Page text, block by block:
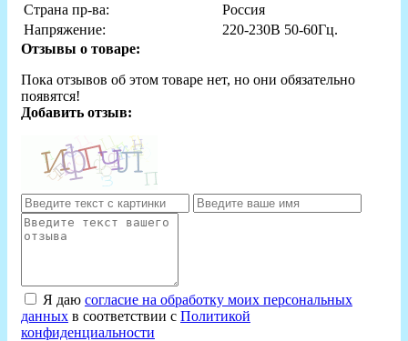
Страна пр-ва:
Россия
Напряжение:
220-230В 50-60Гц.
Отзывы о товаре:
Пока отзывов об этом товаре нет, но они обязательно
появятся!
Добавить отзыв:
Я даю согласие на обработку моих персональных
данных в соответствии с Политикой
конфиденциальности